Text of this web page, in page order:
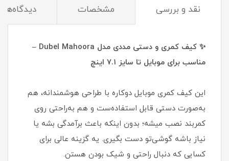
نقد و بررسی مشخصات دیدگاه‌ها
✨ کیف کمری و دستی مددی مدل Dubel Mahoora –
مناسب برای موبایل تا سایز ۷.۱ اینچ
این کیف کمری موبایل دوکاره با طراحی هوشمندانه، هم
به‌صورت دستی قابل استفاده‌ست و هم به‌راحتی روی
کمربند نصب میشه؛ بدون اینکه باعث برآمدگی بشه یا
نیاز باشه گوشی‌تو دست بگیری. یه گزینه عالی برای
کسایی که دنبال راحتی و شیک بودن هستن.